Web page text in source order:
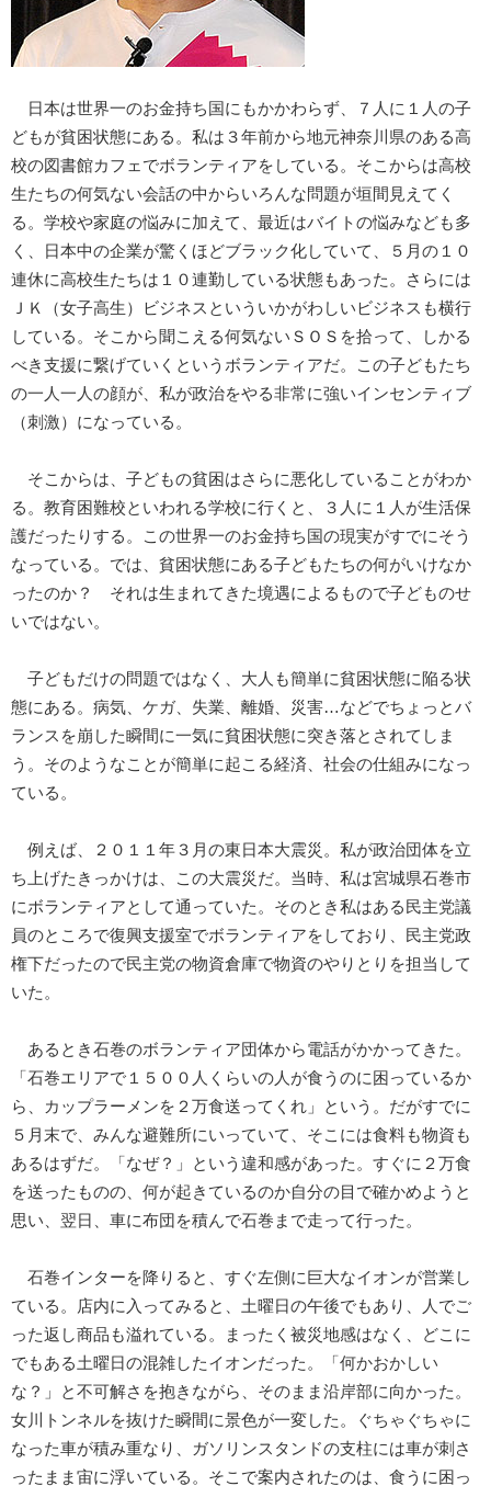
日本は世界一のお金持ち国にもかかわらず、７人に１人の子
どもが貧困状態にある。私は３年前から地元神奈川県のある高
校の図書館カフェでボランティアをしている。そこからは高校
生たちの何気ない会話の中からいろんな問題が垣間見えてく
る。学校や家庭の悩みに加えて、最近はバイトの悩みなども多
く、日本中の企業が驚くほどブラック化していて、５月の１０
連休に高校生たちは１０連勤している状態もあった。さらには
ＪＫ（女子高生）ビジネスといういかがわしいビジネスも横行
している。そこから聞こえる何気ないＳＯＳを拾って、しかる
べき支援に繋げていくというボランティアだ。この子どもたち
の一人一人の顔が、私が政治をやる非常に強いインセンティブ
（刺激）になっている。
そこからは、子どもの貧困はさらに悪化していることがわか
る。教育困難校といわれる学校に行くと、３人に１人が生活保
護だったりする。この世界一のお金持ち国の現実がすでにそう
なっている。では、貧困状態にある子どもたちの何がいけなか
ったのか？ それは生まれてきた境遇によるもので子どものせ
いではない。
子どもだけの問題ではなく、大人も簡単に貧困状態に陥る状
態にある。病気、ケガ、失業、離婚、災害…などでちょっとバ
ランスを崩した瞬間に一気に貧困状態に突き落とされてしま
う。そのようなことが簡単に起こる経済、社会の仕組みになっ
ている。
例えば、２０１１年３月の東日本大震災。私が政治団体を立
ち上げたきっかけは、この大震災だ。当時、私は宮城県石巻市
にボランティアとして通っていた。そのとき私はある民主党議
員のところで復興支援室でボランティアをしており、民主党政
権下だったので民主党の物資倉庫で物資のやりとりを担当して
いた。
あるとき石巻のボランティア団体から電話がかかってきた。
「石巻エリアで１５００人くらいの人が食うのに困っているか
ら、カップラーメンを２万食送ってくれ」という。だがすでに
５月末で、みんな避難所にいっていて、そこには食料も物資も
あるはずだ。「なぜ？」という違和感があった。すぐに２万食
を送ったものの、何が起きているのか自分の目で確かめようと
思い、翌日、車に布団を積んで石巻まで走って行った。
石巻インターを降りると、すぐ左側に巨大なイオンが営業し
ている。店内に入ってみると、土曜日の午後でもあり、人でご
った返し商品も溢れている。まったく被災地感はなく、どこに
でもある土曜日の混雑したイオンだった。「何かおかしい
な？」と不可解さを抱きながら、そのまま沿岸部に向かった。
女川トンネルを抜けた瞬間に景色が一変した。ぐちゃぐちゃに
なった車が積み重なり、ガソリンスタンドの支柱には車が刺さ
ったまま宙に浮いている。そこで案内されたのは、食うに困っ